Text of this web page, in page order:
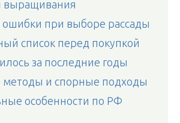
выращивания
при выборе рассады
список перед покупкой
за последние годы
и спорные подходы
особенности по РФ